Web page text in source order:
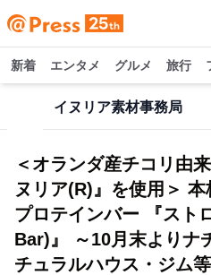
新着 エンタメ グルメ 旅行
イヌリア素材事務局
＜オランダ産チコリ由
ヌリア(R)』を使用＞
プロテインバー 『スト
Bar)』 ～10月末よりナ
チュラルハウス・ジム